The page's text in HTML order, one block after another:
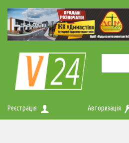
Реєстрація Авторизація